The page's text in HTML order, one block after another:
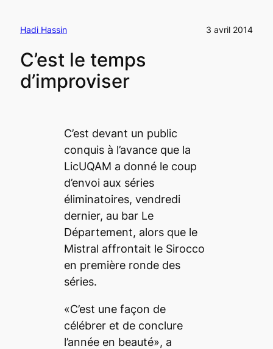
Hadi Hassin 3 avril 2014
C’est le temps
d’improviser
C’est devant un public
conquis à l’avance que la
LicUQAM a donné le coup
d’envoi aux séries
éliminatoires, vendredi
dernier, au bar Le
Département, alors que le
Mistral affrontait le Sirocco
en première ronde des
séries.
«C’est une façon de
célébrer et de conclure
l’année en beauté», a